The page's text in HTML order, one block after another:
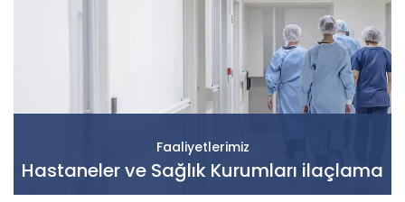
Faaliyetlerimiz
Hastaneler ve Sağlık Kurumları ilaçlama